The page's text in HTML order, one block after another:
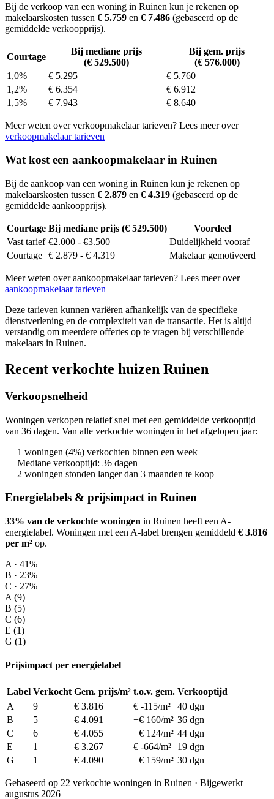
Bij de verkoop van een woning in Ruinen kun je rekenen op
makelaarskosten tussen € 5.759 en € 7.486 (gebaseerd op de
gemiddelde verkoopprijs).
Courtage
Bij mediane prijs
(€ 529.500)
Bij gem. prijs
(€ 576.000)
1,0%
€ 5.295
€ 5.760
1,2%
€ 6.354
€ 6.912
1,5%
€ 7.943 € 8.640
Meer weten over verkoopmakelaar tarieven? Lees meer over
verkoopmakelaar tarieven
Wat kost een aankoopmakelaar in Ruinen
Bij de aankoop van een woning in Ruinen kun je rekenen op
makelaarskosten tussen € 2.879 en € 4.319 (gebaseerd op de
gemiddelde aankoopprijs).
Courtage Bij mediane prijs (€ 529.500)
Voordeel
Vast tarief €2.000 - €3.500
Duidelijkheid vooraf
Courtage € 2.879 - € 4.319 Makelaar gemotiveerd
Meer weten over aankoopmakelaar tarieven? Lees meer over
aankoopmakelaar tarieven
Deze tarieven kunnen variëren afhankelijk van de specifieke
dienstverlening en de complexiteit van de transactie. Het is altijd
verstandig om meerdere offertes op te vragen bij verschillende
makelaars in Ruinen.
Recent verkochte huizen Ruinen
Verkoopsnelheid
Woningen verkopen relatief snel met een gemiddelde verkooptijd
van 36 dagen. Van alle verkochte woningen in het afgelopen jaar:
1 woningen (4%) verkochten binnen een week
Mediane verkooptijd: 36 dagen
2 woningen stonden langer dan 3 maanden te koop
Energielabels & prijsimpact in Ruinen
33% van de verkochte woningen in Ruinen heeft een A-
energielabel. Woningen met een A-label brengen gemiddeld € 3.816
per m² op.
A · 41%
B · 23%
C · 27%
A (9)
B (5)
C (6)
E (1)
G (1)
Prijsimpact per energielabel
Label Verkocht Gem. prijs/m² t.o.v. gem. Verkooptijd
A
9 € 3.816 € -115/m²
40 dgn
B
5 € 4.091 +€ 160/m² 36 dgn
C
6 € 4.055 +€ 124/m² 44 dgn
E
1 € 3.267 € -664/m²
19 dgn
G
1 € 4.090 +€ 159/m² 30 dgn
Gebaseerd op 22 verkochte woningen in Ruinen · Bijgewerkt
augustus 2026